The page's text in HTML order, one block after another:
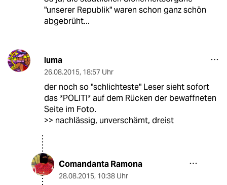
"unserer Republik" waren schon ganz schön
abgebrüht...
luma
26.08.2015, 18:57 Uhr
der noch so "schlichteste" Leser sieht sofort
das *POLITI* auf dem Rücken der bewaffneten
Seite im Foto.
>> nachlässig, unverschämt, dreist
Comandanta Ramona
28.08.2015, 10:38 Uhr